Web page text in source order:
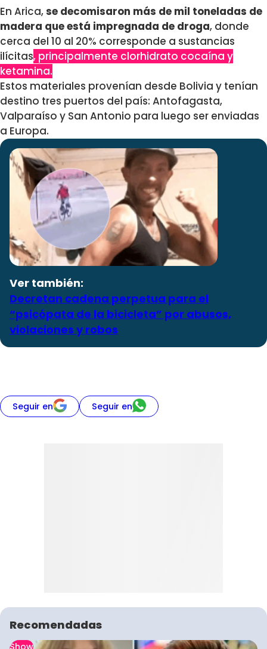
En Arica,se decomisaron más de mil toneladas de
madera que está impregnada de droga, donde
cerca del 10 al 20% corresponde a sustancias
ilícitas, principalmente clorhidrato cocaína y
ketamina.
Estos materiales provenían desde Bolivia y tenían
destino tres puertos del país: Antofagasta,
Valparaíso y San Antonio para luego ser enviadas
a Europa.
Ver también:
Decretan cadena perpetua para el
“psicópata de la bicicleta” por abusos,
violaciones y robos
Seguir en Seguir en
Recomendadas
Show